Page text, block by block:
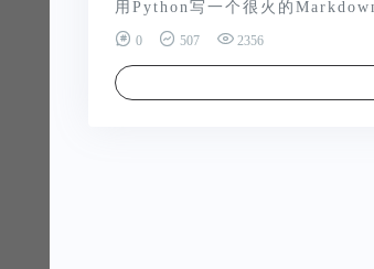
用Python写一个很火的
0 507 2356